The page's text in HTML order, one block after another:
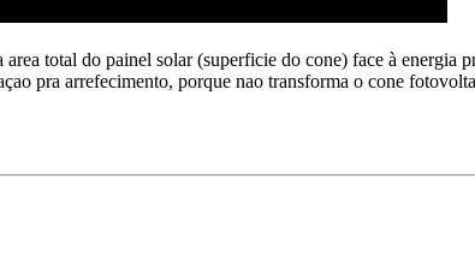
total do painel solar (superficie do cone) face à energia
pra arrefecimento, porque nao transforma o cone